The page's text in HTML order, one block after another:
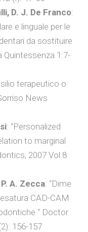
D. J. De Franco:
e linguale per le
da sostituire
Quintessenza 1:7-
terapeutico o
News
: “Personalized
to marginal
2007 Vol.8
A. Zecca: “Dime
CAD-CAM
“ Doctor
156-157